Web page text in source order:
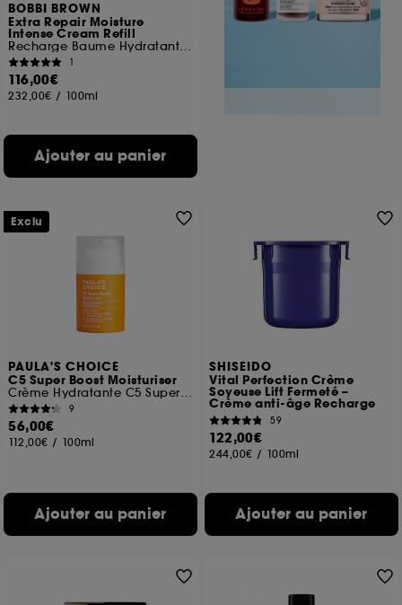
BOBBI BROWN
Extra Repair Moisture
Intense Cream Refill
Recharge Baume Hydratant Régénérant
1
116,00€
232,00€ / 100ml
Ajouter au panier
PAULA'S CHOICE
C5 Super Boost Moisturiser
Crème Hydratante C5 Super Boost
9
56,00€
112,00€ / 100ml
Ajouter au panier
Exclu
SHISEIDO
Vital Perfection Crème
Soyeuse Lift Fermeté –
Crème anti-âge Recharge
59
122,00€
244,00€ / 100ml
Ajouter au panier